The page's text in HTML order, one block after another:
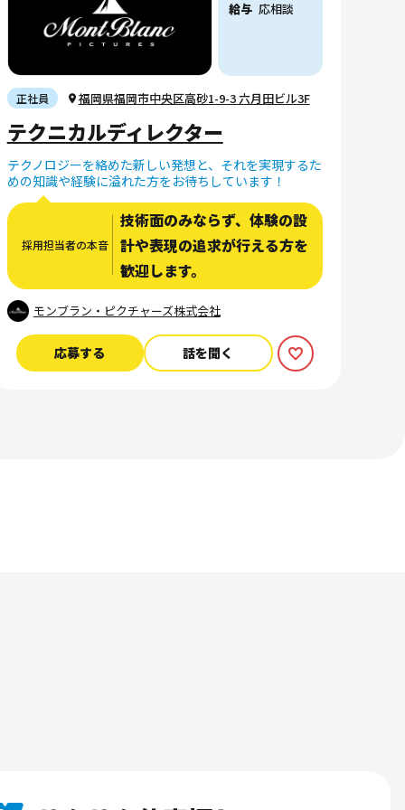
給与 応相談
正社員 福岡県福岡市中央区高砂1-9-3 六月田ビル3F
テクニカルディレクター
テクノロジーを絡めた新しい発想と、それを実現するた
めの知識や経験に溢れた方をお待ちしています！
採用担当者の本音
技術面のみならず、体験の設
計や表現の追求が行える方を
歓迎します。
モンブラン・ピクチャーズ株式会社
応募する 話を聞く